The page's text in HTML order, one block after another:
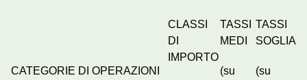
CATEGORIE DI OPERAZIONI
CLASSI
DI
IMPORTO
TASSI
MEDI
(su
TASSI
SOGLIA
(su